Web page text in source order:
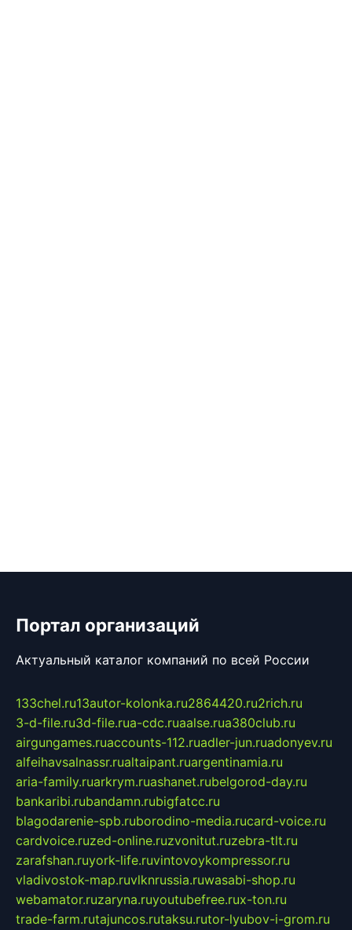
Портал организаций
Актуальный каталог компаний по всей России
133chel.ru13autor-kolonka.ru2864420.ru2rich.ru
3-d-file.ru3d-file.rua-cdc.ruaalse.rua380club.ru
airgungames.ruaccounts-112.ruadler-jun.ruadonyev.ru
alfeihavsalnassr.rualtaipant.ruargentinamia.ru
aria-family.ruarkrym.ruashanet.rubelgorod-day.ru
bankaribi.rubandamn.rubigfatcc.ru
blagodarenie-spb.ruborodino-media.rucard-voice.ru
cardvoice.ruzed-online.ruzvonitut.ruzebra-tlt.ru
zarafshan.ruyork-life.ruvintovoykompressor.ru
vladivostok-map.ruvlknrussia.ruwasabi-shop.ru
webamator.ruzaryna.ruyoutubefree.rux-ton.ru
trade-farm.rutajuncos.rutaksu.rutor-lyubov-i-grom.ru